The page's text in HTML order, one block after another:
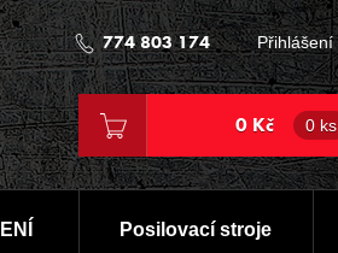
774 803 174 Přihlášení
0 Kč 0 ks
Posilovací stroje